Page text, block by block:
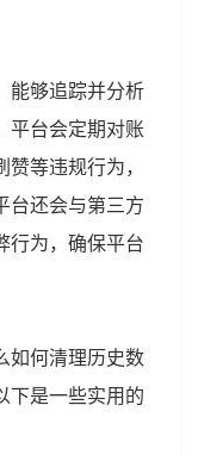
能够追踪并分析
平台会定期对账
等违规行为，
台还会与第三方
行为，确保平台
如何清理历史数
下是一些实用的